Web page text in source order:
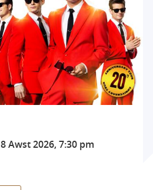
8 Awst 2026, 7:30 pm